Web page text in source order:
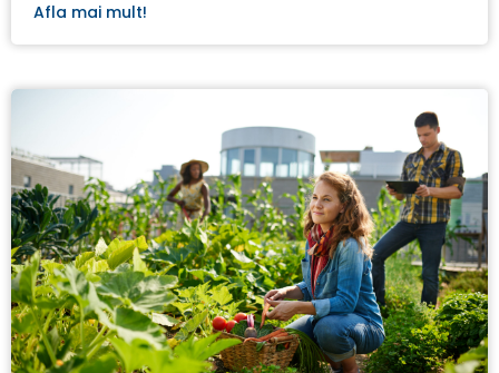
Afla mai mult!